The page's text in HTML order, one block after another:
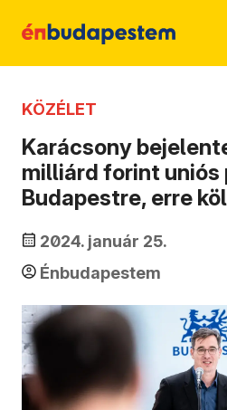
KÖZÉLET
Karácsony
milliárd forint uniós
Budapestre, erre
2024. január 25.
Énbudapestem